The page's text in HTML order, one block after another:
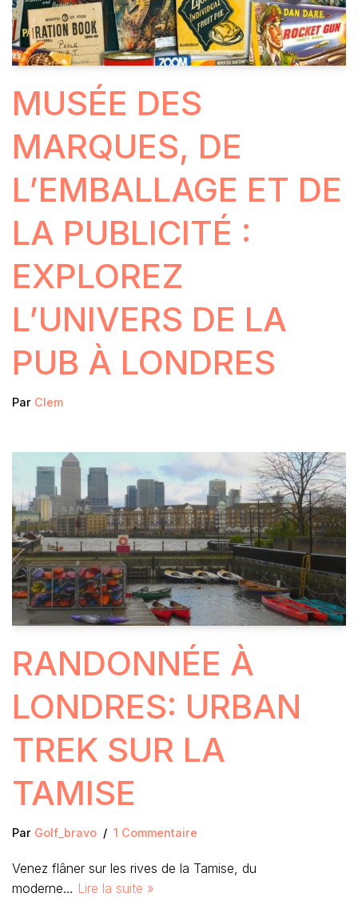
MUSÉE DES
MARQUES, DE
L’EMBALLAGE ET DE
LA PUBLICITÉ :
EXPLOREZ
L’UNIVERS DE LA
PUB À LONDRES
Par Clem
RANDONNÉE À
LONDRES: URBAN
TREK SUR LA
TAMISE
Par Golf_bravo 1 Commentaire
Venez flâner sur les rives de la Tamise, du
moderne… Lire la suite »